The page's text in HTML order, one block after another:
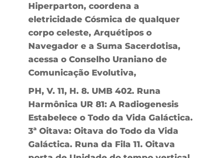
Hiperparton, coordena a
eletricidade Cósmica de qualquer
corpo celeste, Arquétipos o
Navegador e a Suma Sacerdotisa,
acessa o Conselho Uraniano de
Comunicação Evolutiva,
PH, V. 11, H. 8. UMB 402. Runa
Harmônica UR 81: A Radiogenesis
Estabelece o Todo da Vida Galáctica.
3ª Oitava: Oitava do Todo da Vida
Galáctica. Runa da Fila 11. Oitava